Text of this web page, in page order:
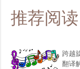
推荐阅读
跨越
翻译